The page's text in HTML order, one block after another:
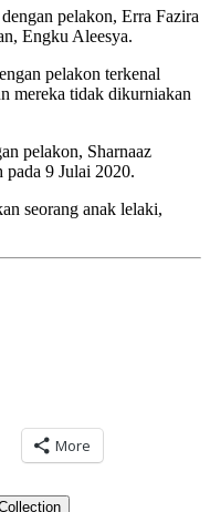
pelakon, Erra Fazira
Engku Aleesya.
pelakon terkenal
mereka tidak dikurniakan
pelakon, Sharnaaz
pada 9 Julai 2020.
seorang anak lelaki,
More